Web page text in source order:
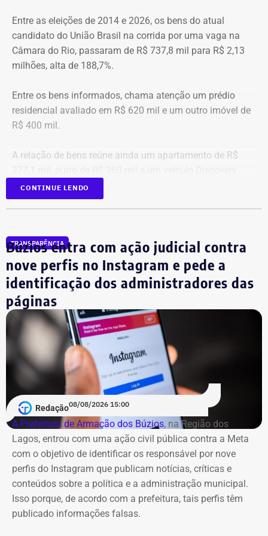
Posiç
ão
Beneficiário Total pago Nacional
1
Victor Rosa Travancas
R$
R$
2 Bruno de Queiroz Costa
R$
R$
Almeida
R$
5 Rodrigo Ratkus Abel
R$
349.332,01
R$
34.433,88
Gustavo Reis Ferreira
R$
348.094,75
Igor Domingos Marques da R$
281.845,47
8
Danielle Christian Ribeiro
Barros
R$
281.042,85
R$
103.247,91
9
Fernando Cezar Jorge
Hakme
R$
274.382,64
R$
22.028,93
Entre as eleições de 2014 e 2026, os bens do atual
candidato do União Brasil na corrida por uma vaga na
Câmara do Rio, passaram de R$ 737,8 mil para R$ 2,13
milhões, alta de 188,7%.
Entre os bens informados, chama atenção um prédio
residencial avaliado em R$ 620 mil e um outro imóvel de
R$ 400 mil.
A relação de bens reúne ainda um apartamento de R$
D300, ano 2023, declarado por R$ 330 mil. Também
aparecem na lista cerca de R$ 177 mil em aplicações e
CONTINUE LENDO
TRANSPARÊNCIA
Búzios entra com ação judicial contra
nove perfis no Instagram e pede a
identificação dos administradores das
páginas
Redação08/08/2026 15:00
A Prefeitura de Armação dos Búzios, na Região dos
Lagos, entrou com uma ação civil pública contra a Meta
com o objetivo de identificar os responsável por nove
perfis do Instagram que publicam notícias, críticas e
conteúdos sobre a política e a administração municipal.
Isso porque, de acordo com a prefeitura, tais perfis têm
publicado informações falsas.